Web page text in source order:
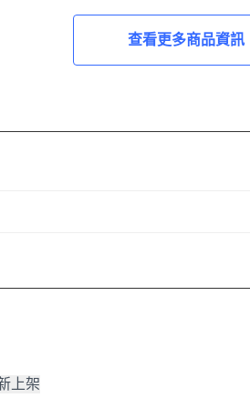
查看更多商品資訊
上架